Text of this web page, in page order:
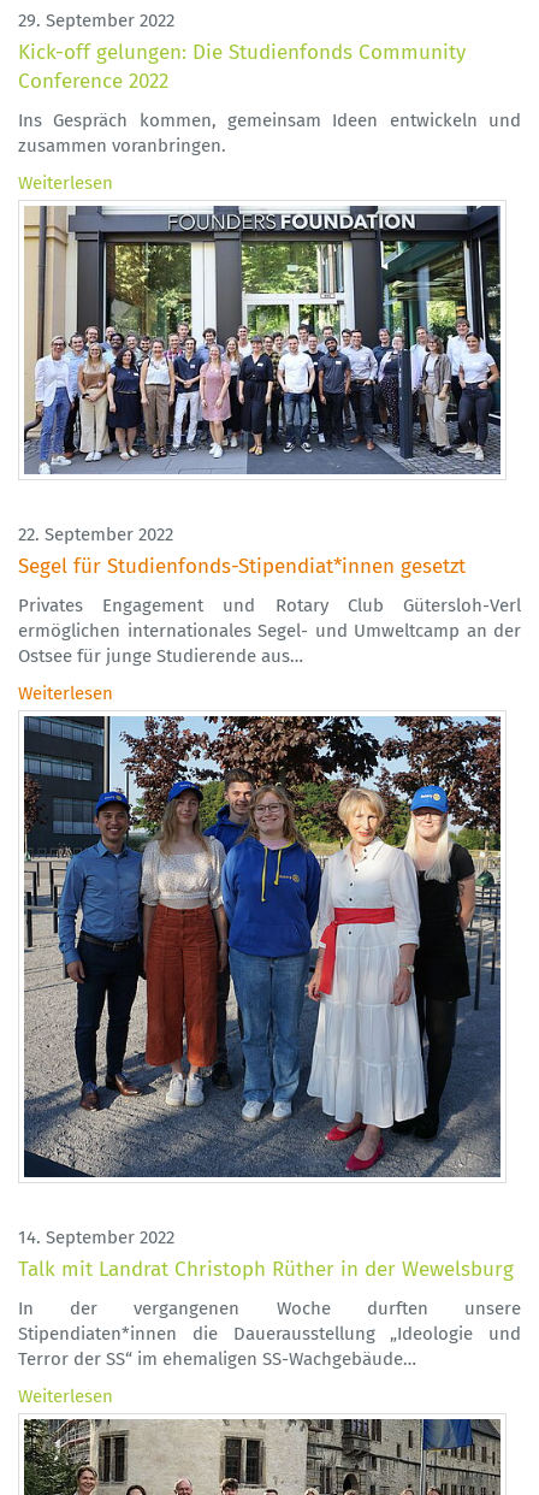
29. September 2022
Kick-off gelungen: Die Studienfonds Community
Conference 2022
Ins Gespräch kommen, gemeinsam Ideen entwickeln und
zusammen voranbringen.
Weiterlesen
22. September 2022
Segel für Studienfonds-Stipendiat*innen gesetzt
Privates Engagement und Rotary Club Gütersloh-Verl
ermöglichen internationales Segel- und Umweltcamp an der
Ostsee für junge Studierende aus…
Weiterlesen
14. September 2022
Talk mit Landrat Christoph Rüther in der Wewelsburg
In der vergangenen Woche durften unsere
Stipendiaten*innen die Dauerausstellung „Ideologie und
Terror der SS“ im ehemaligen SS-Wachgebäude…
Weiterlesen